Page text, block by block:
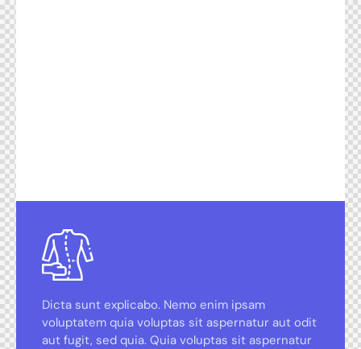
Dicta sunt explicabo. Nemo enim ipsam
voluptatem quia voluptas sit aspernatur aut odit
aut fugit, sed quia. Quia voluptas sit aspernatur